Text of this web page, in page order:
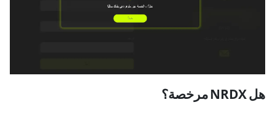
هل NRDX مرخصة؟